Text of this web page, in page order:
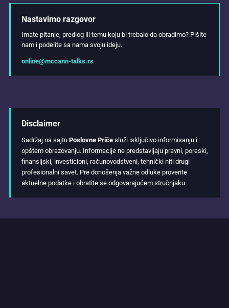
Nastavimo razgovor
Imate pitanje, predlog ili temu koju bi trebalo da obradimo? Pišite
nam i podelite sa nama svoju ideju.
online@mccann-talks.rs
Disclaimer
Sadržaj na sajtu Poslovne Pričesluži isključivo informisanju i
opštem obrazovanju. Informacije ne predstavljaju pravni, poreski,
finansijski, investicioni, računovodstveni, tehnički niti drugi
profesionalni savet. Pre donošenja važne odluke proverite
aktuelne podatke i obratite se odgovarajućem stručnjaku.